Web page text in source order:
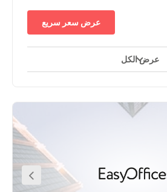
عرض سعر سريع
الكل